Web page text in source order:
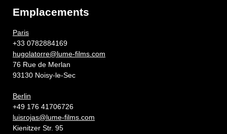
Emplacements
Paris
+33 0782884169
hugolatorre@lume-films.com
76 Rue de Merlan
93130 Noisy-le-Sec
Berlin
+49 176 41706726
luisrojas@lume-films.com
Kienitzer Str. 95